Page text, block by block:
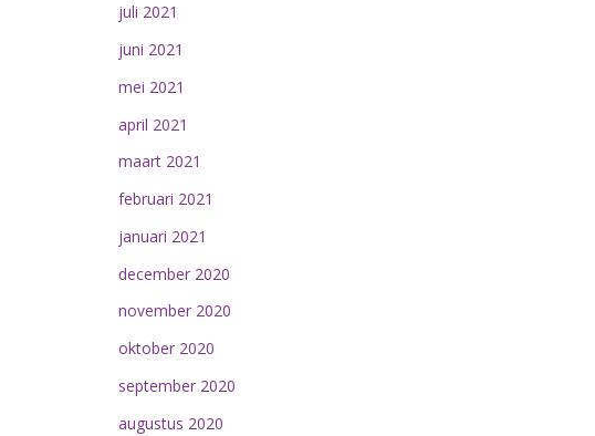
juli 2021
juni 2021
mei 2021
april 2021
maart 2021
februari 2021
januari 2021
december 2020
november 2020
oktober 2020
september 2020
augustus 2020